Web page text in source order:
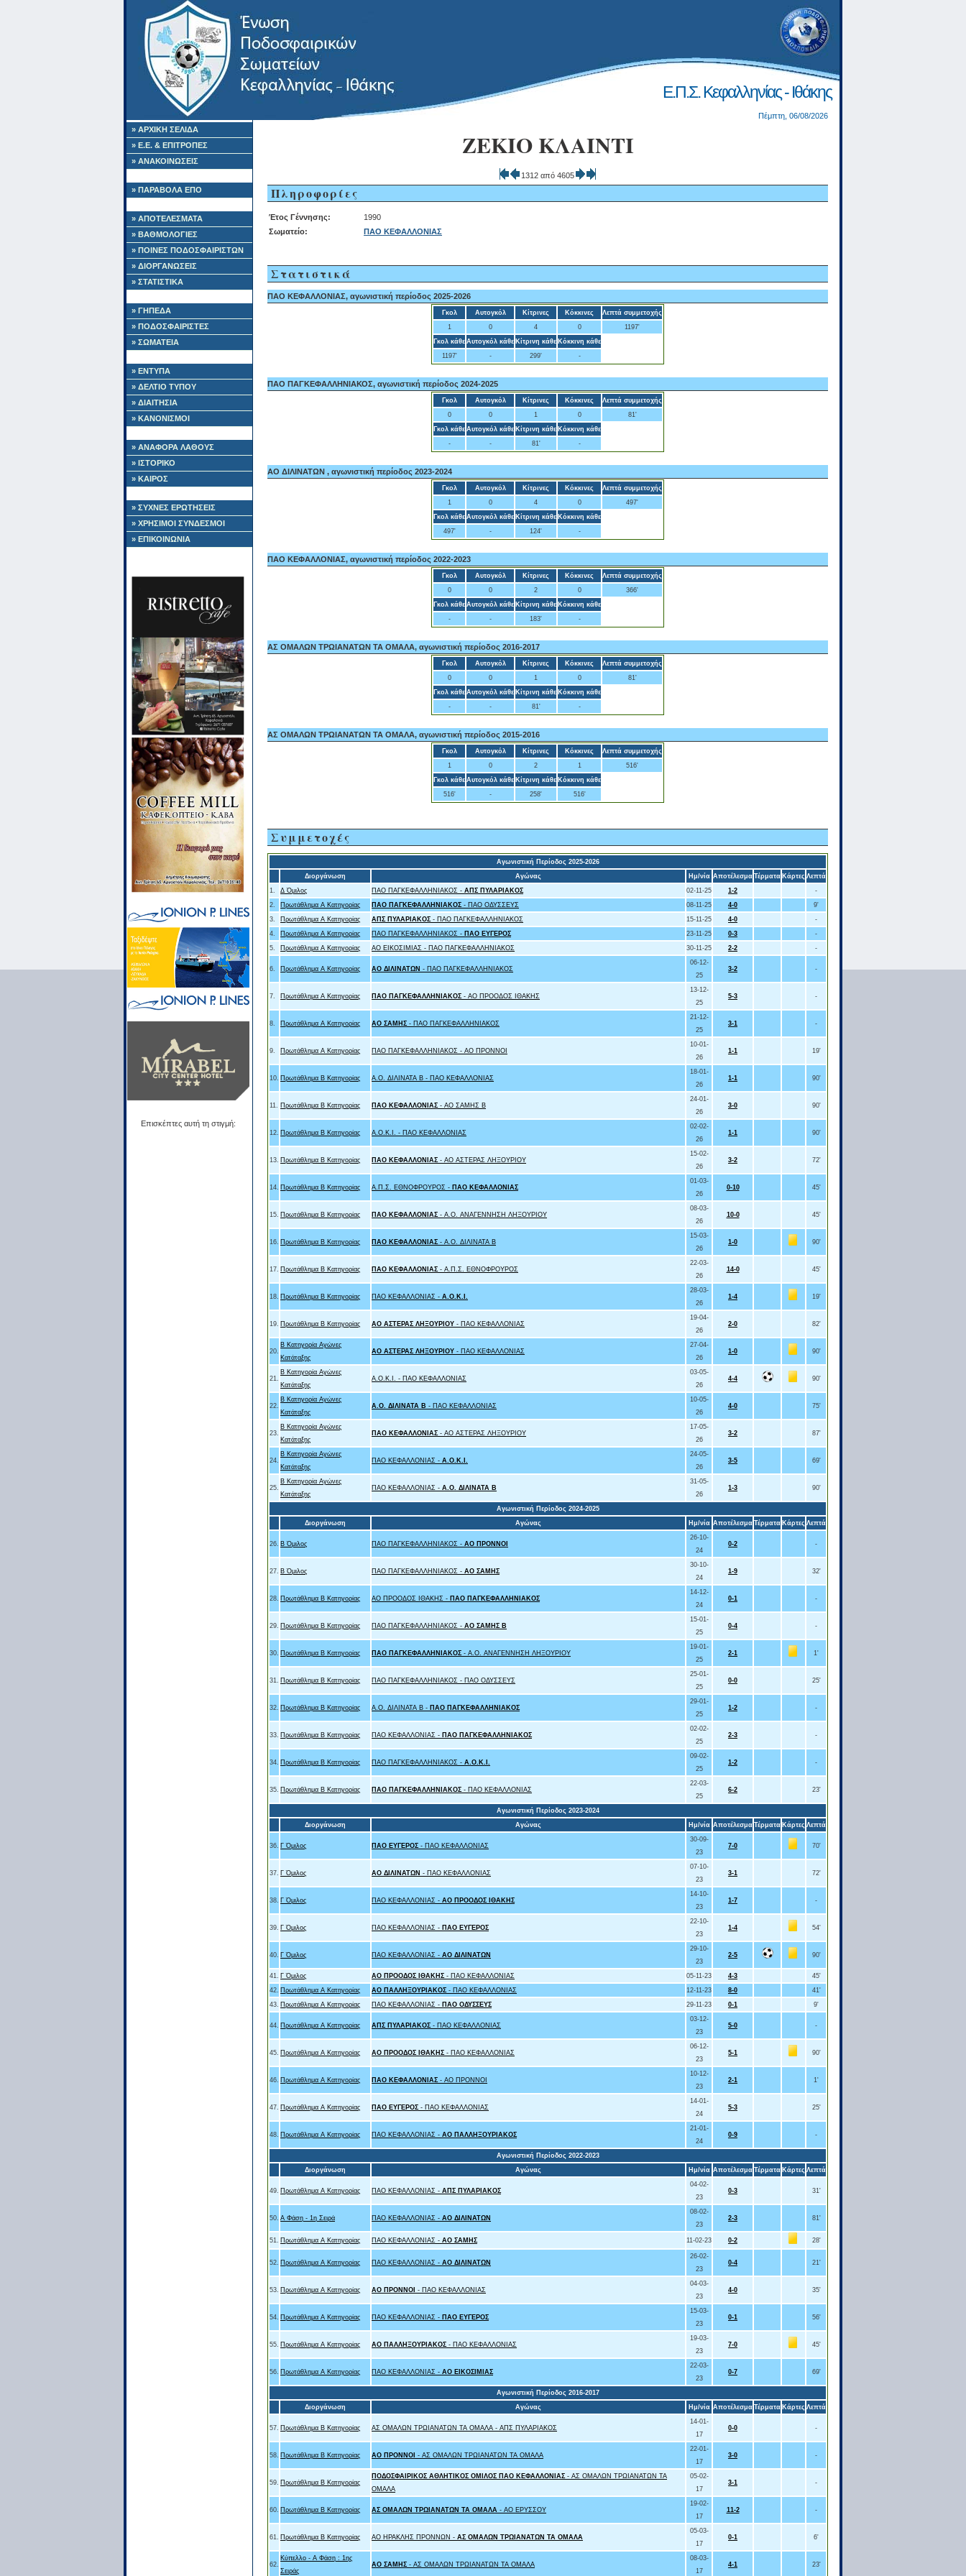
Ε.Π.Σ. Κεφαλληνίας - Ιθάκης
Πέμπτη, 06/08/2026
» ΑΡΧΙΚΗ ΣΕΛΙΔΑ
» Ε.Ε. & ΕΠΙΤΡΟΠΕΣ
» ΑΝΑΚΟΙΝΩΣΕΙΣ
» ΠΑΡΑΒΟΛΑ ΕΠΟ
» ΑΠΟΤΕΛΕΣΜΑΤΑ
» ΒΑΘΜΟΛΟΓΙΕΣ
» ΠΟΙΝΕΣ ΠΟΔΟΣΦΑΙΡΙΣΤΩΝ
» ΔΙΟΡΓΑΝΩΣΕΙΣ
» ΣΤΑΤΙΣΤΙΚΑ
» ΓΗΠΕΔΑ
» ΠΟΔΟΣΦΑΙΡΙΣΤΕΣ
» ΣΩΜΑΤΕΙΑ
» ΕΝΤΥΠΑ
» ΔΕΛΤΙΟ ΤΥΠΟΥ
» ΔΙΑΙΤΗΣΙΑ
» ΚΑΝΟΝΙΣΜΟΙ
» ΑΝΑΦΟΡΑ ΛΑΘΟΥΣ
» ΙΣΤΟΡΙΚΟ
» ΚΑΙΡΟΣ
» ΣΥΧΝΕΣ ΕΡΩΤΗΣΕΙΣ
» ΧΡΗΣΙΜΟΙ ΣΥΝΔΕΣΜΟΙ
» ΕΠΙΚΟΙΝΩΝΙΑ
Επισκέπτες αυτή τη στιγμή:
ΖΕΚΙΟ ΚΛΑΙΝΤΙ
1312 από 4605
Πληροφορίες
Έτος Γέννησης:
1990
Σωματείο:
ΠΑΟ ΚΕΦΑΛΛΟΝΙΑΣ
Στατιστικά
ΠΑΟ ΚΕΦΑΛΛΟΝΙΑΣ, αγωνιστική περίοδος 2025-2026
Γκολ Αυτογκόλ Κίτρινες Κόκκινες
Λεπτά συμμετοχής
1
0 4 0
1197'
Γκολ κάθε Αυτογκόλ κάθε Κίτρινη κάθε Κόκκινη κάθε
1197'
- 299' -
ΠΑΟ ΠΑΓΚΕΦΑΛΛΗΝΙΑΚΟΣ, αγωνιστική περίοδος 2024-2025
Γκολ Αυτογκόλ Κίτρινες Κόκκινες
Λεπτά συμμετοχής
0
0 1 0
81'
Γκολ κάθε Αυτογκόλ κάθε Κίτρινη κάθε Κόκκινη κάθε
-
- 81' -
ΑΟ ΔΙΛΙΝΑΤΩΝ , αγωνιστική περίοδος 2023-2024
Γκολ Αυτογκόλ Κίτρινες Κόκκινες
Λεπτά συμμετοχής
1
0 4 0
497'
Γκολ κάθε Αυτογκόλ κάθε Κίτρινη κάθε Κόκκινη κάθε
497'
- 124' -
ΠΑΟ ΚΕΦΑΛΛΟΝΙΑΣ, αγωνιστική περίοδος 2022-2023
Γκολ Αυτογκόλ Κίτρινες Κόκκινες
Λεπτά συμμετοχής
0
0 2 0
366'
Γκολ κάθε Αυτογκόλ κάθε Κίτρινη κάθε Κόκκινη κάθε
-
- 183' -
ΑΣ ΟΜΑΛΩΝ ΤΡΩΙΑΝΑΤΩΝ ΤΑ ΟΜΑΛΑ, αγωνιστική περίοδος 2016-2017
Γκολ Αυτογκόλ Κίτρινες Κόκκινες
Λεπτά συμμετοχής
0
0 1 0
81'
Γκολ κάθε Αυτογκόλ κάθε Κίτρινη κάθε Κόκκινη κάθε
-
- 81' -
ΑΣ ΟΜΑΛΩΝ ΤΡΩΙΑΝΑΤΩΝ ΤΑ ΟΜΑΛΑ, αγωνιστική περίοδος 2015-2016
Γκολ Αυτογκόλ Κίτρινες Κόκκινες
Λεπτά συμμετοχής
1
0 2 1
516'
Γκολ κάθε Αυτογκόλ κάθε Κίτρινη κάθε Κόκκινη κάθε
516'
- 258' 516'
Συμμετοχές
Αγωνιστική Περίοδος 2025-2026
Διοργάνωση
Αγώνας Ημ/νία Αποτέλεσμα Τέρματα Κάρτες Λεπτά
1.
Δ Όμιλος ΠΑΟ ΠΑΓΚΕΦΑΛΛΗΝΙΑΚΟΣ - ΑΠΣ ΠΥΛΑΡΙΑΚΟΣ 02-11-25 1-2
-
2.
Πρωτάθλημα Α Κατηγορίας ΠΑΟ ΠΑΓΚΕΦΑΛΛΗΝΙΑΚΟΣ- ΠΑΟ ΟΔΥΣΣΕΥΣ 08-11-25 4-0
9'
3.
Πρωτάθλημα Α Κατηγορίας ΑΠΣ ΠΥΛΑΡΙΑΚΟΣ- ΠΑΟ ΠΑΓΚΕΦΑΛΛΗΝΙΑΚΟΣ 15-11-25 4-0
-
4.
Πρωτάθλημα Α Κατηγορίας ΠΑΟ ΠΑΓΚΕΦΑΛΛΗΝΙΑΚΟΣ - ΠΑΟ ΕΥΓΕΡΟΣ 23-11-25 0-3
-
5.
Πρωτάθλημα Α Κατηγορίας ΑΟ ΕΙΚΟΣΙΜΙΑΣ - ΠΑΟ ΠΑΓΚΕΦΑΛΛΗΝΙΑΚΟΣ 30-11-25 2-2 -
6. Πρωτάθλημα Α Κατηγορίας ΑΟ ΔΙΛΙΝΑΤΩΝ - ΠΑΟ ΠΑΓΚΕΦΑΛΛΗΝΙΑΚΟΣ
06-12-
25
3-2 -
7. Πρωτάθλημα Α Κατηγορίας ΠΑΟ ΠΑΓΚΕΦΑΛΛΗΝΙΑΚΟΣ- ΑΟ ΠΡΟΟΔΟΣ ΙΘΑΚΗΣ
13-12-
25
5-3 -
8. Πρωτάθλημα Α Κατηγορίας ΑΟ ΣΑΜΗΣ- ΠΑΟ ΠΑΓΚΕΦΑΛΛΗΝΙΑΚΟΣ
21-12-
25
3-1 -
9. Πρωτάθλημα Α Κατηγορίας ΠΑΟ ΠΑΓΚΕΦΑΛΛΗΝΙΑΚΟΣ - ΑΟ ΠΡΟΝΝΟΙ
10-01-
26
1-1 19'
10. Πρωτάθλημα Β Κατηγορίας Α.Ο. ΔΙΛΙΝΑΤΑ Β - ΠΑΟ ΚΕΦΑΛΛΟΝΙΑΣ
18-01-
26
1-1 90'
11. Πρωτάθλημα Β Κατηγορίας ΠΑΟ ΚΕΦΑΛΛΟΝΙΑΣ- ΑΟ ΣΑΜΗΣ B
24-01-
26
3-0 90'
12. Πρωτάθλημα Β Κατηγορίας Α.Ο.Κ.Ι. - ΠΑΟ ΚΕΦΑΛΛΟΝΙΑΣ
02-02-
26
1-1 90'
13. Πρωτάθλημα Β Κατηγορίας ΠΑΟ ΚΕΦΑΛΛΟΝΙΑΣ- ΑΟ ΑΣΤΕΡΑΣ ΛΗΞΟΥΡΙΟΥ
15-02-
26
3-2 72'
14. Πρωτάθλημα Β Κατηγορίας Α.Π.Σ. ΕΘΝΟΦΡΟΥΡΟΣ - ΠΑΟ ΚΕΦΑΛΛΟΝΙΑΣ
01-03-
26
0-10 45'
15. Πρωτάθλημα Β Κατηγορίας ΠΑΟ ΚΕΦΑΛΛΟΝΙΑΣ- Α.Ο. ΑΝΑΓΕΝΝΗΣΗ ΛΗΞΟΥΡΙΟΥ
08-03-
26
10-0 45'
16. Πρωτάθλημα Β Κατηγορίας ΠΑΟ ΚΕΦΑΛΛΟΝΙΑΣ- Α.Ο. ΔΙΛΙΝΑΤΑ Β
15-03-
26
1-0 90'
17. Πρωτάθλημα Β Κατηγορίας ΠΑΟ ΚΕΦΑΛΛΟΝΙΑΣ- Α.Π.Σ. ΕΘΝΟΦΡΟΥΡΟΣ
22-03-
26
14-0 45'
18. Πρωτάθλημα Β Κατηγορίας ΠΑΟ ΚΕΦΑΛΛΟΝΙΑΣ - Α.Ο.Κ.Ι.
28-03-
26
1-4 19'
19. Πρωτάθλημα Β Κατηγορίας ΑΟ ΑΣΤΕΡΑΣ ΛΗΞΟΥΡΙΟΥ - ΠΑΟ ΚΕΦΑΛΛΟΝΙΑΣ
19-04-
26
2-0 82'
20.
B Κατηγορία Αγώνες
Κατάταξης
ΑΟ ΑΣΤΕΡΑΣ ΛΗΞΟΥΡΙΟΥ - ΠΑΟ ΚΕΦΑΛΛΟΝΙΑΣ
27-04-
26
1-0 90'
21.
B Κατηγορία Αγώνες
Κατάταξης
Α.Ο.Κ.Ι. - ΠΑΟ ΚΕΦΑΛΛΟΝΙΑΣ
03-05-
26
4-4 90'
22.
B Κατηγορία Αγώνες
Κατάταξης
Α.Ο. ΔΙΛΙΝΑΤΑ Β - ΠΑΟ ΚΕΦΑΛΛΟΝΙΑΣ
10-05-
26
4-0 75'
23.
B Κατηγορία Αγώνες
Κατάταξης
ΠΑΟ ΚΕΦΑΛΛΟΝΙΑΣ- ΑΟ ΑΣΤΕΡΑΣ ΛΗΞΟΥΡΙΟΥ
17-05-
26
3-2 87'
24.
B Κατηγορία Αγώνες
Κατάταξης
ΠΑΟ ΚΕΦΑΛΛΟΝΙΑΣ - Α.Ο.Κ.Ι.
24-05-
26
3-5 69'
25.
B Κατηγορία Αγώνες
Κατάταξης
ΠΑΟ ΚΕΦΑΛΛΟΝΙΑΣ - Α.Ο. ΔΙΛΙΝΑΤΑ Β
31-05-
26
1-3 90'
Αγωνιστική Περίοδος 2024-2025
Διοργάνωση
Αγώνας Ημ/νία Αποτέλεσμα Τέρματα Κάρτες Λεπτά
26. Β Όμιλος ΠΑΟ ΠΑΓΚΕΦΑΛΛΗΝΙΑΚΟΣ - ΑΟ ΠΡΟΝΝΟΙ
26-10-
24
0-2 -
27. Β Όμιλος ΠΑΟ ΠΑΓΚΕΦΑΛΛΗΝΙΑΚΟΣ - ΑΟ ΣΑΜΗΣ
30-10-
24
1-9 32'
28. Πρωτάθλημα Β Κατηγορίας ΑΟ ΠΡΟΟΔΟΣ ΙΘΑΚΗΣ - ΠΑΟ ΠΑΓΚΕΦΑΛΛΗΝΙΑΚΟΣ
14-12-
24
0-1 -
29. Πρωτάθλημα Β Κατηγορίας ΠΑΟ ΠΑΓΚΕΦΑΛΛΗΝΙΑΚΟΣ - ΑΟ ΣΑΜΗΣ B
15-01-
25
0-4 -
30. Πρωτάθλημα Β Κατηγορίας ΠΑΟ ΠΑΓΚΕΦΑΛΛΗΝΙΑΚΟΣ- Α.Ο. ΑΝΑΓΕΝΝΗΣΗ ΛΗΞΟΥΡΙΟΥ
19-01-
25
2-1 1'
31. Πρωτάθλημα Β Κατηγορίας ΠΑΟ ΠΑΓΚΕΦΑΛΛΗΝΙΑΚΟΣ - ΠΑΟ ΟΔΥΣΣΕΥΣ
25-01-
25
0-0 25'
32. Πρωτάθλημα Β Κατηγορίας Α.Ο. ΔΙΛΙΝΑΤΑ Β - ΠΑΟ ΠΑΓΚΕΦΑΛΛΗΝΙΑΚΟΣ
29-01-
25
1-2 -
33. Πρωτάθλημα Β Κατηγορίας ΠΑΟ ΚΕΦΑΛΛΟΝΙΑΣ - ΠΑΟ ΠΑΓΚΕΦΑΛΛΗΝΙΑΚΟΣ
02-02-
25
2-3 -
34. Πρωτάθλημα Β Κατηγορίας ΠΑΟ ΠΑΓΚΕΦΑΛΛΗΝΙΑΚΟΣ - Α.Ο.Κ.Ι.
09-02-
25
1-2 -
35. Πρωτάθλημα Β Κατηγορίας ΠΑΟ ΠΑΓΚΕΦΑΛΛΗΝΙΑΚΟΣ- ΠΑΟ ΚΕΦΑΛΛΟΝΙΑΣ
22-03-
25
6-2 23'
Αγωνιστική Περίοδος 2023-2024
Διοργάνωση
Αγώνας Ημ/νία Αποτέλεσμα Τέρματα Κάρτες Λεπτά
36. Γ Όμιλος ΠΑΟ ΕΥΓΕΡΟΣ- ΠΑΟ ΚΕΦΑΛΛΟΝΙΑΣ
30-09-
23
7-0 70'
37. Γ Όμιλος ΑΟ ΔΙΛΙΝΑΤΩΝ - ΠΑΟ ΚΕΦΑΛΛΟΝΙΑΣ
07-10-
23
3-1 72'
38. Γ Όμιλος ΠΑΟ ΚΕΦΑΛΛΟΝΙΑΣ - ΑΟ ΠΡΟΟΔΟΣ ΙΘΑΚΗΣ
14-10-
23
1-7 -
39. Γ Όμιλος ΠΑΟ ΚΕΦΑΛΛΟΝΙΑΣ - ΠΑΟ ΕΥΓΕΡΟΣ
22-10-
23
1-4 54'
40. Γ Όμιλος ΠΑΟ ΚΕΦΑΛΛΟΝΙΑΣ - ΑΟ ΔΙΛΙΝΑΤΩΝ
29-10-
23
2-5 90'
41. Γ Όμιλος ΑΟ ΠΡΟΟΔΟΣ ΙΘΑΚΗΣ- ΠΑΟ ΚΕΦΑΛΛΟΝΙΑΣ 05-11-23 4-3
45'
42. Πρωτάθλημα Α Κατηγορίας ΑΟ ΠΑΛΛΗΞΟΥΡΙΑΚΟΣ- ΠΑΟ ΚΕΦΑΛΛΟΝΙΑΣ 12-11-23 8-0
41'
43. Πρωτάθλημα Α Κατηγορίας ΠΑΟ ΚΕΦΑΛΛΟΝΙΑΣ - ΠΑΟ ΟΔΥΣΣΕΥΣ 29-11-23 0-1 9'
44. Πρωτάθλημα Α Κατηγορίας ΑΠΣ ΠΥΛΑΡΙΑΚΟΣ- ΠΑΟ ΚΕΦΑΛΛΟΝΙΑΣ
03-12-
23
5-0 -
45. Πρωτάθλημα Α Κατηγορίας ΑΟ ΠΡΟΟΔΟΣ ΙΘΑΚΗΣ- ΠΑΟ ΚΕΦΑΛΛΟΝΙΑΣ
06-12-
23
5-1 90'
46. Πρωτάθλημα Α Κατηγορίας ΠΑΟ ΚΕΦΑΛΛΟΝΙΑΣ- ΑΟ ΠΡΟΝΝΟΙ
10-12-
23
2-1 1'
47. Πρωτάθλημα Α Κατηγορίας ΠΑΟ ΕΥΓΕΡΟΣ- ΠΑΟ ΚΕΦΑΛΛΟΝΙΑΣ
14-01-
24
5-3 25'
48. Πρωτάθλημα Α Κατηγορίας ΠΑΟ ΚΕΦΑΛΛΟΝΙΑΣ - ΑΟ ΠΑΛΛΗΞΟΥΡΙΑΚΟΣ
21-01-
24
0-9 -
Αγωνιστική Περίοδος 2022-2023
Διοργάνωση
Αγώνας Ημ/νία Αποτέλεσμα Τέρματα Κάρτες Λεπτά
49. Πρωτάθλημα Α Κατηγορίας ΠΑΟ ΚΕΦΑΛΛΟΝΙΑΣ - ΑΠΣ ΠΥΛΑΡΙΑΚΟΣ
04-02-
23
0-3 31'
50. Α Φάση - 1η Σειρά ΠΑΟ ΚΕΦΑΛΛΟΝΙΑΣ - ΑΟ ΔΙΛΙΝΑΤΩΝ
08-02-
23
2-3 81'
51. Πρωτάθλημα Α Κατηγορίας ΠΑΟ ΚΕΦΑΛΛΟΝΙΑΣ - ΑΟ ΣΑΜΗΣ 11-02-23 0-2 28'
52. Πρωτάθλημα Α Κατηγορίας ΠΑΟ ΚΕΦΑΛΛΟΝΙΑΣ - ΑΟ ΔΙΛΙΝΑΤΩΝ
26-02-
23
0-4 21'
53. Πρωτάθλημα Α Κατηγορίας ΑΟ ΠΡΟΝΝΟΙ - ΠΑΟ ΚΕΦΑΛΛΟΝΙΑΣ
04-03-
23
4-0 35'
54. Πρωτάθλημα Α Κατηγορίας ΠΑΟ ΚΕΦΑΛΛΟΝΙΑΣ - ΠΑΟ ΕΥΓΕΡΟΣ
15-03-
23
0-1 56'
55. Πρωτάθλημα Α Κατηγορίας ΑΟ ΠΑΛΛΗΞΟΥΡΙΑΚΟΣ- ΠΑΟ ΚΕΦΑΛΛΟΝΙΑΣ
19-03-
23
7-0 45'
56. Πρωτάθλημα Α Κατηγορίας ΠΑΟ ΚΕΦΑΛΛΟΝΙΑΣ - ΑΟ ΕΙΚΟΣΙΜΙΑΣ
22-03-
23
0-7 69'
Αγωνιστική Περίοδος 2016-2017
Διοργάνωση
Αγώνας Ημ/νία Αποτέλεσμα Τέρματα Κάρτες Λεπτά
57. Πρωτάθλημα Β Κατηγορίας ΑΣ ΟΜΑΛΩΝ ΤΡΩΙΑΝΑΤΩΝ ΤΑ ΟΜΑΛΑ - ΑΠΣ ΠΥΛΑΡΙΑΚΟΣ
14-01-
17
0-0 -
58. Πρωτάθλημα Β Κατηγορίας ΑΟ ΠΡΟΝΝΟΙ - ΑΣ ΟΜΑΛΩΝ ΤΡΩΙΑΝΑΤΩΝ ΤΑ ΟΜΑΛΑ
22-01-
17
3-0 -
59. Πρωτάθλημα Β Κατηγορίας
ΠΟΔΟΣΦΑΙΡΙΚΟΣ ΑΘΛΗΤΙΚΟΣ ΟΜΙΛΟΣ ΠΑΟ ΚΕΦΑΛΛΟΝΙΑΣ- ΑΣ ΟΜΑΛΩΝ ΤΡΩΙΑΝΑΤΩΝ ΤΑ
ΟΜΑΛΑ
05-02-
17
3-1 -
60. Πρωτάθλημα Β Κατηγορίας ΑΣ ΟΜΑΛΩΝ ΤΡΩΙΑΝΑΤΩΝ ΤΑ ΟΜΑΛΑ - ΑΟ ΕΡΥΣΣΟΥ
19-02-
17
11-2 -
61. Πρωτάθλημα Β Κατηγορίας ΑΟ ΗΡΑΚΛΗΣ ΠΡΟΝΝΩΝ - ΑΣ ΟΜΑΛΩΝ ΤΡΩΙΑΝΑΤΩΝ ΤΑ ΟΜΑΛΑ
05-03-
17
0-1 6'
62.
Κύπελλο - Α Φάση : 1ης
Σειράς
ΑΟ ΣΑΜΗΣ- ΑΣ ΟΜΑΛΩΝ ΤΡΩΙΑΝΑΤΩΝ ΤΑ ΟΜΑΛΑ
08-03-
17
4-1 23'